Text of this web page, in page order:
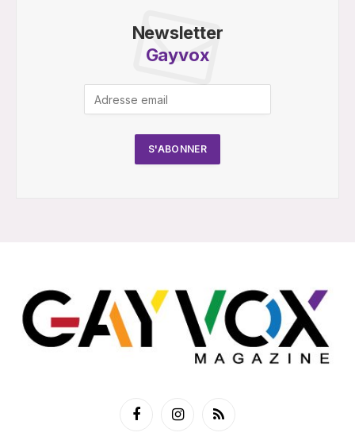
Newsletter
Gayvox
FacebookInstagramRSS